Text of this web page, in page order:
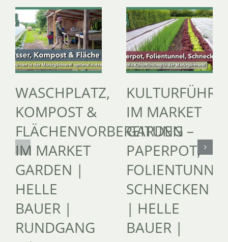
WASCHPLATZ,
KOMPOST &
FLÄCHENVORBEREITUNG
IM MARKET
GARDEN |
HELLE
BAUER |
RUNDGANG
IM MARKET
GARDEN –
PAPERPOT,
SCHNECKEN
| HELLE
BAUER |